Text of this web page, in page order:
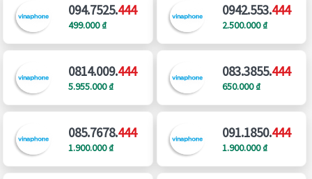
094.7525.444
499.000 ₫
0942.553.444
2.500.000 ₫
0814.009.444
5.955.000 ₫
083.3855.444
650.000 ₫
085.7678.444
1.900.000 ₫
091.1850.444
1.900.000 ₫